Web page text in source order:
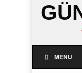
MENU